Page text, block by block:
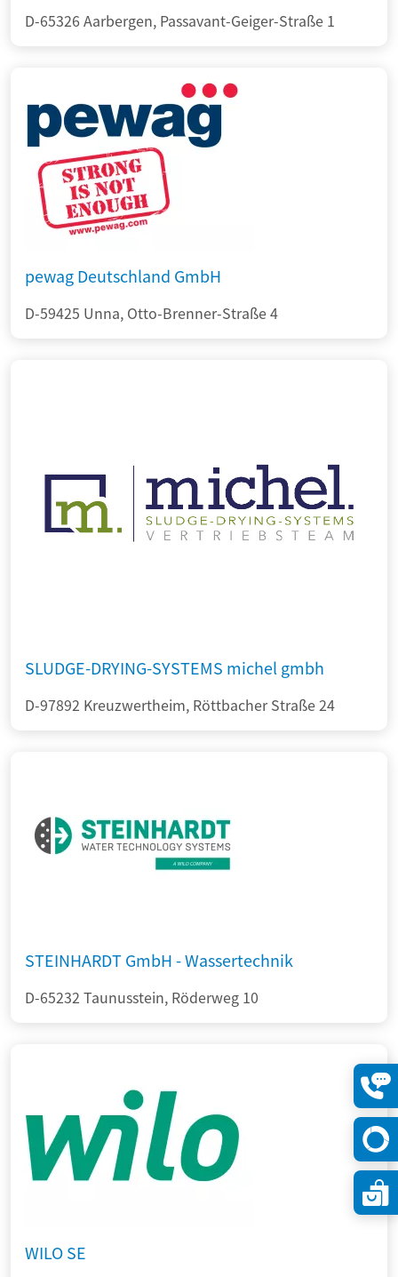
D-65326 Aarbergen, Passavant-Geiger-Straße 1
pewag Deutschland GmbH
D-59425 Unna, Otto-Brenner-Straße 4
SLUDGE-DRYING-SYSTEMS michel gmbh
D-97892 Kreuzwertheim, Röttbacher Straße 24
STEINHARDT GmbH - Wassertechnik
D-65232 Taunusstein, Röderweg 10
WILO SE